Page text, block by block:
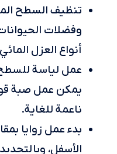
تنظيف السطح
وفضلات
أنواع العزل
عمل لياسة للسطح
يمكن عمل صبة
ناعمة للغاية.
الأسفل،